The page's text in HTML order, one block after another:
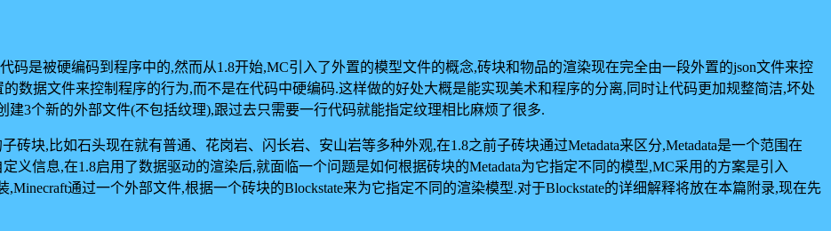
码是被硬编码到程序中的,然而从1.8开始,MC引入了外置的模型文件的概念,砖块和物品的渲染现在完全由一段外置的json文件来控
数据文件来控制程序的行为,而不是在代码中硬编码.这样做的好处大概是能实现美术和程序的分离,同时让代码更加规整简洁,坏处
3个新的外部文件(不包括纹理),跟过去只需要一行代码就能指定纹理相比麻烦了很多.
砖块,比如石头现在就有普通、花岗岩、闪长岩、安山岩等多种外观,在1.8之前子砖块通过Metadata来区分,Metadata是一个范围在
义信息,在1.8启用了数据驱动的渲染后,就面临一个问题是如何根据砖块的Metadata为它指定不同的模型,MC采用的方案是引入
,Minecraft通过一个外部文件,根据一个砖块的Blockstate来为它指定不同的渲染模型.对于Blockstate的详细解释将放在本篇附录,现在先